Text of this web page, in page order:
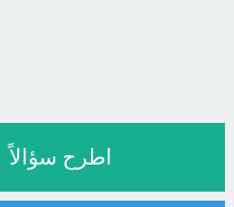
اطرح سؤالاً